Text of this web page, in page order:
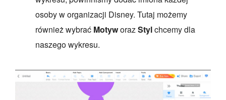
osoby w organizacji Disney. Tutaj możemy
również wybrać MotyworazStylchcemy dla
naszego wykresu.